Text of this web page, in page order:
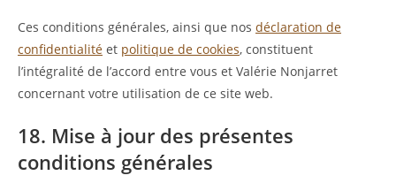
Ces conditions générales, ainsi que nos déclaration de
confidentialité et politique de cookies, constituent
l’intégralité de l’accord entre vous et Valérie Nonjarret
concernant votre utilisation de ce site web.
18. Mise à jour des présentes
conditions générales